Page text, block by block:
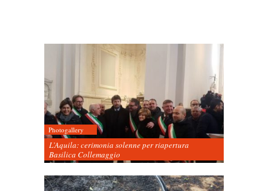
Photogallery
L’Aquila: cerimonia solenne per riapertura
Basilica Collemaggio